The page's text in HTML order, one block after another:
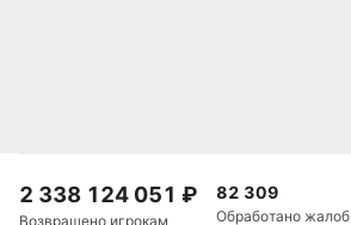
2 338 124 051 ₽
Возвращено игрокам
82 309
Обработано жалоб